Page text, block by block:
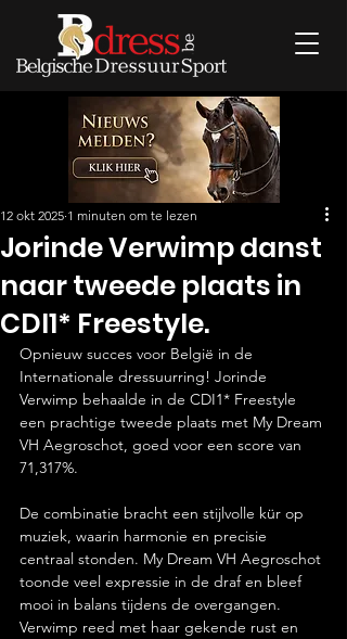
Jorinde Verwimp danst
naar tweede plaats in
CDI1* Freestyle.
12 okt 2025 1 minuten om te lezen
Opnieuw succes voor België in de
Internationale dressuurring! Jorinde
Verwimp behaalde in de CDI1* Freestyle
een prachtige tweede plaats met My Dream
VH Aegroschot, goed voor een score van
71,317%.
De combinatie bracht een stijlvolle kür op
muziek, waarin harmonie en precisie
centraal stonden. My Dream VH Aegroschot
toonde veel expressie in de draf en bleef
mooi in balans tijdens de overgangen.
Verwimp reed met haar gekende rust en